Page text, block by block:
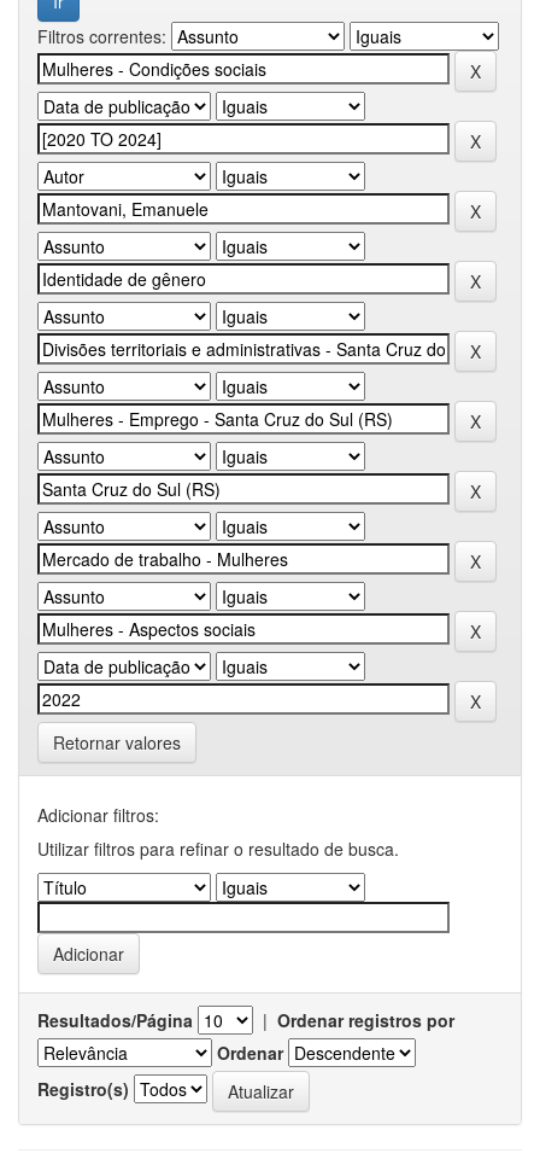
Filtros correntes:
Retornar valores
Adicionar filtros:
Utilizar filtros para refinar o resultado de busca.
Resultados/Página | Ordenar registros por
Ordenar
Registro(s)